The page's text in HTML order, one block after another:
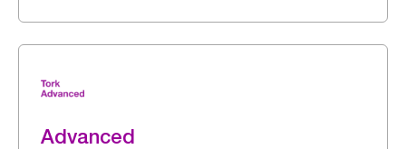
Advanced